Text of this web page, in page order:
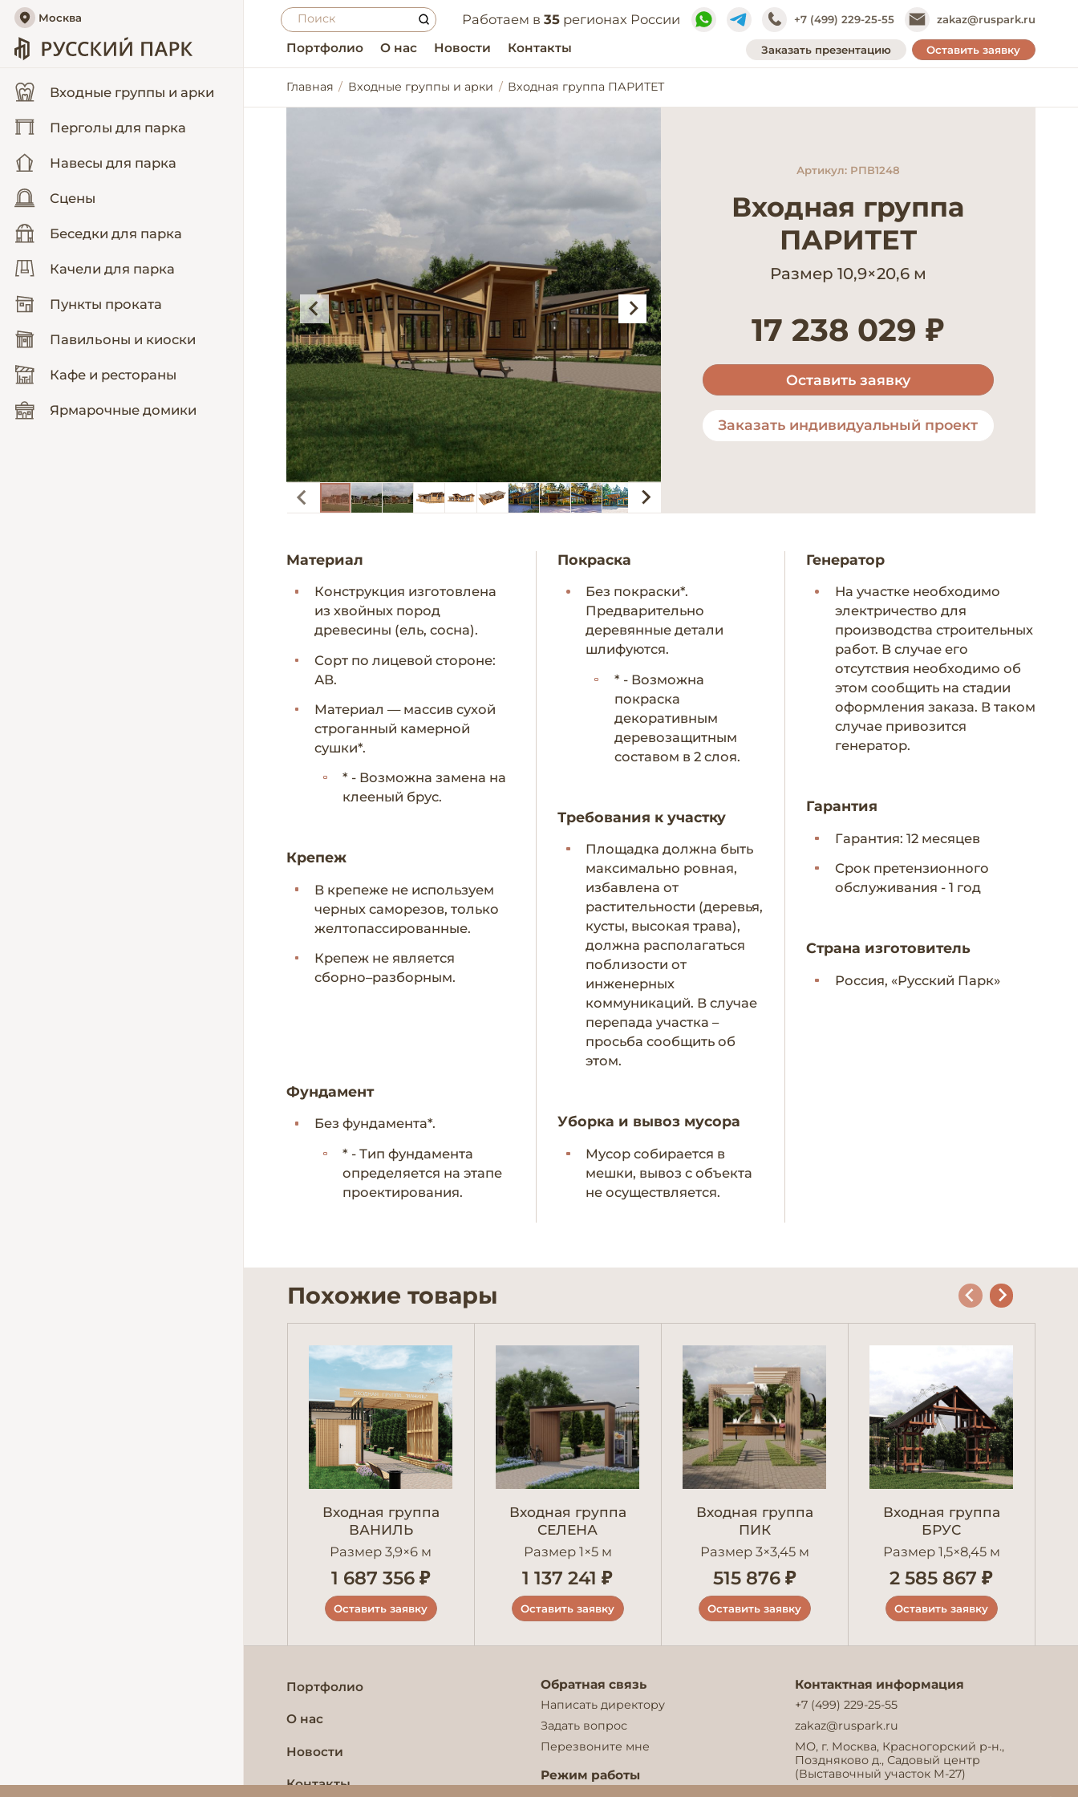
Москва
Входные группы и арки
Перголы для парка
Навесы для парка
Сцены
Беседки для парка
Качели для парка
Пункты проката
Павильоны и киоски
Кафе и рестораны
Ярмарочные домики
Работаем в 35регионах России +7 (499) 229-25-55 zakaz@ruspark.ru
Портфолио О нас Новости Контакты Заказать презентацию Оставить заявку
Главная Входные группы и арки Входная группа ПАРИТЕТ
Артикул: РПВ1248
Входная группа
ПАРИТЕТ
Размер 10,9×20,6 м
17 238 029 ₽
Оставить заявку
Заказать индивидуальный проект
Материал
Конструкция изготовлена
из хвойных пород
древесины (ель, сосна).
Сорт по лицевой стороне:
АВ.
Материал — массив сухой
строганный камерной
сушки*.
* - Возможна замена на
клееный брус.
Крепеж
В крепеже не используем
черных саморезов, только
желтопассированные.
Крепеж не является
сборно–разборным.
Фундамент
Без фундамента*.
* - Тип фундамента
определяется на этапе
проектирования.
Покраска
Без покраски*.
Предварительно
деревянные детали
шлифуются.
* - Возможна
покраска
декоративным
деревозащитным
составом в 2 слоя.
Требования к участку
Площадка должна быть
максимально ровная,
избавлена от
растительности (деревья,
кусты, высокая трава),
должна располагаться
поблизости от
инженерных
коммуникаций. В случае
перепада участка –
просьба сообщить об
этом.
Уборка и вывоз мусора
Мусор собирается в
мешки, вывоз с объекта
не осуществляется.
Генератор
На участке необходимо
электричество для
производства строительных
работ. В случае его
отсутствия необходимо об
этом сообщить на стадии
оформления заказа. В таком
случае привозится
генератор.
Гарантия
Гарантия: 12 месяцев
Срок претензионного
обслуживания - 1 год
Страна изготовитель
Россия, «Русский Парк»
Похожие товары
Входная группа
ВАНИЛЬ
Размер 3,9×6 м
1 687 356 ₽
Оставить заявку
Входная группа
СЕЛЕНА
Размер 1×5 м
1 137 241 ₽
Оставить заявку
Входная группа
ПИК
Размер 3×3,45 м
515 876 ₽
Оставить заявку
Входная группа
БРУС
Размер 1,5×8,45 м
2 585 867 ₽
Оставить заявку
Портфолио
О нас
Новости
Контакты
Обратная связь
Написать директору
Задать вопрос
Перезвоните мне
Режим работы
Контактная информация
+7 (499) 229-25-55
zakaz@ruspark.ru
МО, г. Москва, Красногорский р-н.,
Поздняково д., Садовый центр
(Выставочный участок М-27)